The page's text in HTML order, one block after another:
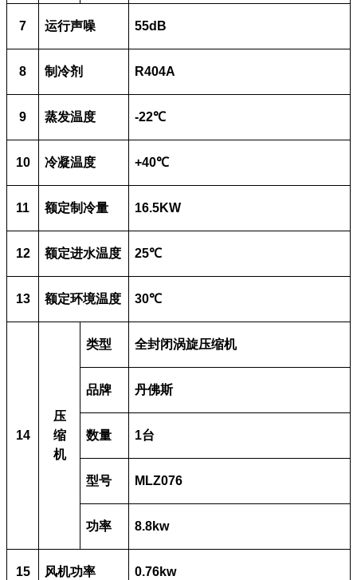
7 运行声噪 55dB
8 制冷剂 R404A
9 蒸发温度 -22℃
10 冷凝温度 +40℃
11 额定制冷量 16.5KW
12 额定进水温度 25℃
13 额定环境温度 30℃
14
压
缩
机
类型 全封闭涡旋压缩机
品牌 丹佛斯
数量 1台
型号 MLZ076
功率 8.8kw
15 风机功率 0.76kw